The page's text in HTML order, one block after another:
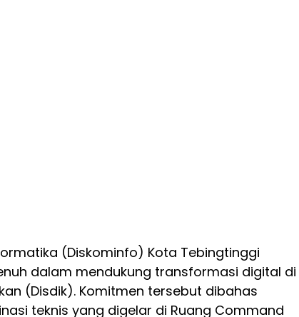
(Diskominfo) Kota Tebingtinggi
dalam mendukung transformasi digital di
(Disdik). Komitmen tersebut dibahas
teknis yang digelar di Ruang Command